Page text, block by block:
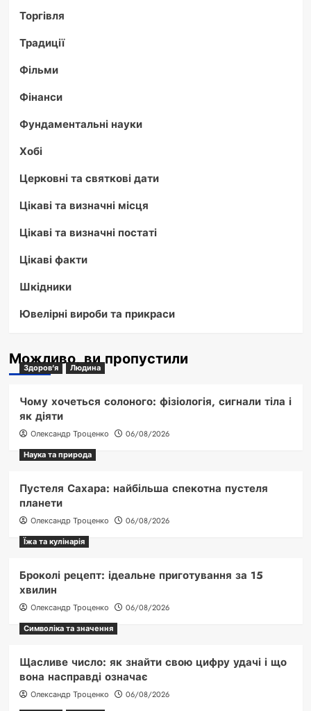
Торгівля
Традиції
Фільми
Фінанси
Фундаментальні науки
Хобі
Церковні та святкові дати
Цікаві та визначні місця
Цікаві та визначні постаті
Цікаві факти
Шкідники
Ювелірні вироби та прикраси
Можливо, ви пропустили
Здоров'я Людина
Чому хочеться солоного: фізіологія, сигнали тіла і
як діяти
Олександр Троценко
06/08/2026
Наука та природа
Пустеля Сахара: найбільша спекотна пустеля
планети
Олександр Троценко
06/08/2026
Їжа та кулінарія
Броколі рецепт: ідеальне приготування за 15
хвилин
Олександр Троценко
06/08/2026
Символіка та значення
Щасливе число: як знайти свою цифру удачі і що
вона насправді означає
Олександр Троценко
06/08/2026